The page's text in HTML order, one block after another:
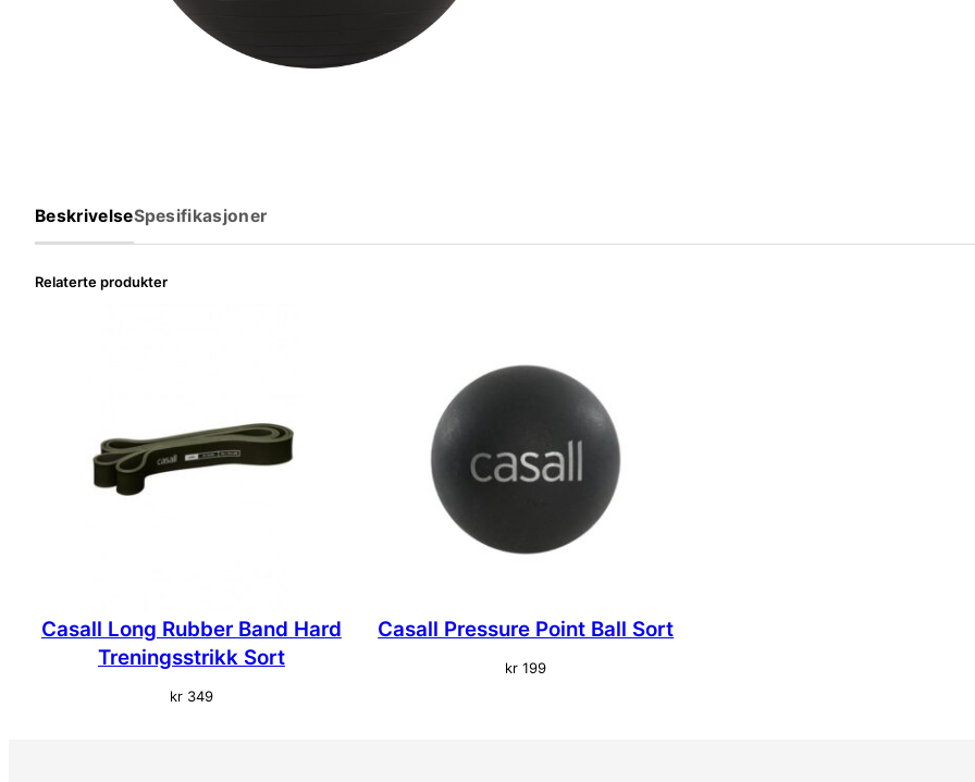
BeskrivelseSpesifikasjoner
Relaterte produkter
Casall Long Rubber Band Hard
Treningsstrikk Sort
kr349
Casall Pressure Point Ball Sort
kr 199